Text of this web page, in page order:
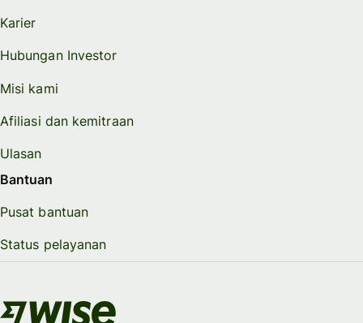
Karier
Hubungan Investor
Misi kami
Afiliasi dan kemitraan
Ulasan
Bantuan
Pusat bantuan
Status pelayanan